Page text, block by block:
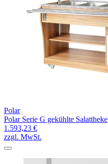
Polar
Polar Serie G gekühlte Salattheke
1.593,23 €
zzgl. MwSt.